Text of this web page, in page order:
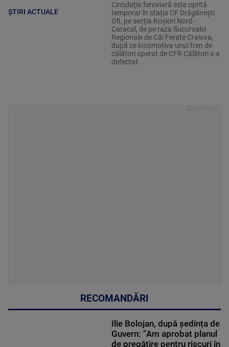
ȘTIRI ACTUALE
Circulaţia feroviară este oprită
temporar în staţia CF Drăgăneşti
Olt, pe secţia Roşiori Nord -
Caracal, de pe raza Sucursalei
Regionale de Căi Ferate Craiova,
după ce locomotiva unui tren de
călători operat de CFR Călători s-a
defectat.
RECOMANDĂRI
Ilie Bolojan, după ședința de
Guvern: ”Am aprobat planul
de pregătire pentru riscuri în